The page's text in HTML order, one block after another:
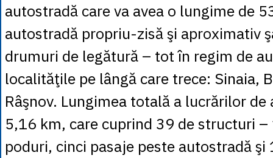
autostradă care va avea o lungime de
autostradă propriu-zisă şi aproximativ
drumuri de legătură – tot în regim de
localităţile pe lângă care trece: Sinaia,
Râşnov. Lungimea totală a lucrărilor de
5,16 km, care cuprind 39 de structuri –
poduri, cinci pasaje peste autostradă şi